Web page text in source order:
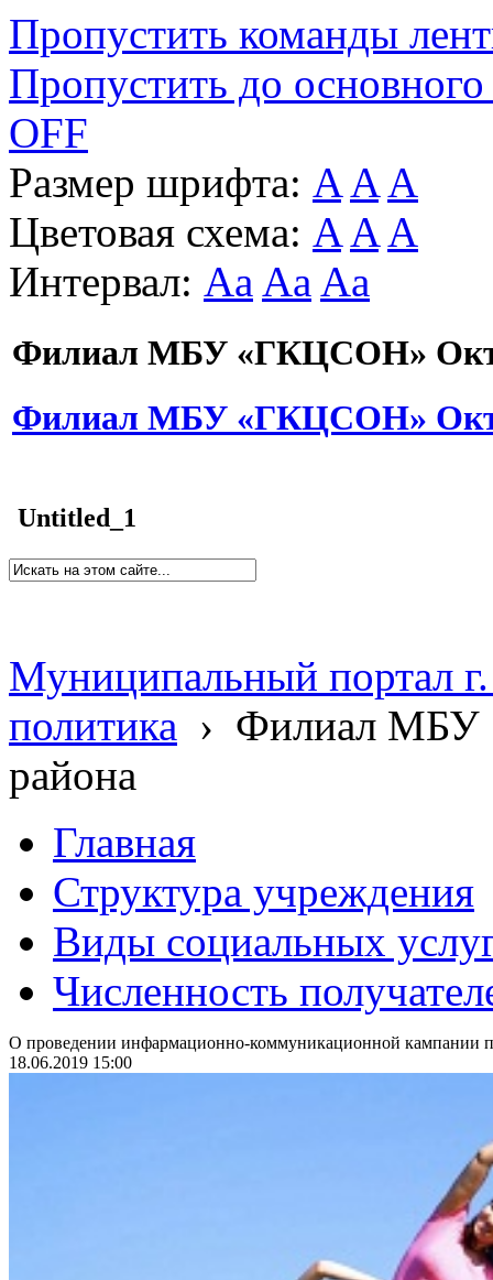
Пропустить команды
Пропустить до основного
OFF
Размер шрифта: A A A
Цветовая схема: A A A
Интервал: Aa Aa Aa
Филиал МБУ «ГКЦСОН»
Филиал МБУ «ГКЦСОН»
Untitled_1
Муниципальный портал
политика › Филиал МБУ
района
Главная
Структура учреждения
Виды социальных
Численность
О проведении инфармационно-коммуникационной кампании
18.06.2019 15:00